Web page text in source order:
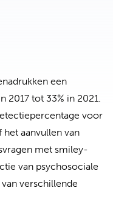
een
2017 tot 33% in 2021.
voor
aanvullen van
met smiley-
van psychosociale
verschillende